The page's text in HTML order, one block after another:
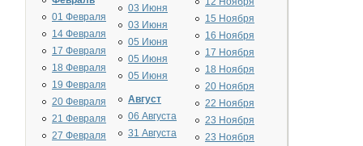
01 Февраля
14 Февраля
17 Февраля
18 Февраля
19 Февраля
20 Февраля
21 Февраля
27 Февраля
03 Июня
03 Июня
05 Июня
05 Июня
05 Июня
Август
06 Августа
31 Августа
15 Ноября
16 Ноября
17 Ноября
18 Ноября
20 Ноября
22 Ноября
23 Ноября
23 Ноября